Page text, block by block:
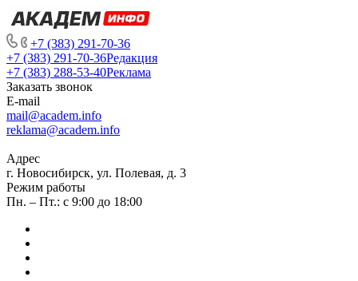
+7 (383) 291-70-36
+7 (383) 291-70-36Редакция
+7 (383) 288-53-40Реклама
Заказать звонок
E-mail
mail@academ.info
reklama@academ.info
Адрес
г. Новосибирск, ул. Полевая, д. 3
Режим работы
Пн. – Пт.: с 9:00 до 18:00